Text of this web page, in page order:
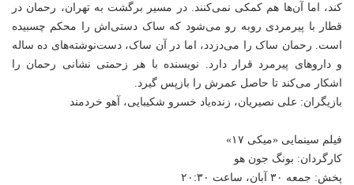
کند، اما آن‌ها هم کمکی نمی‌کنند. در مسیر برگشت به تهران، رحمان در
قطار با پیرمردی روبه رو می‌شود که ساک دستی‌اش را محکم چسبیده
است. رحمان ساک را می‌دزدد، اما در آن ساک، دست‌نوشته‌های ده ساله
و داروهای پیرمرد قرار دارد. نویسنده با هر زحمتی نشانی رحمان را
اشکار می‌کند تا حاصل عمرش را بازپس گیرد.
بازیگران: علی نصیریان، زنده‌یاد خسرو شکیبایی، آهو خردمند
فیلم سینمایی «میکی ۱۷»
کارگردان: بونگ جون هو
پخش: جمعه ۳۰ آبان، ساعت ۲۰:۳۰